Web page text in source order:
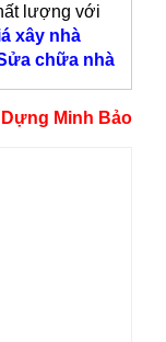
lượng với
xây nhà
chữa nhà
Minh Bảo